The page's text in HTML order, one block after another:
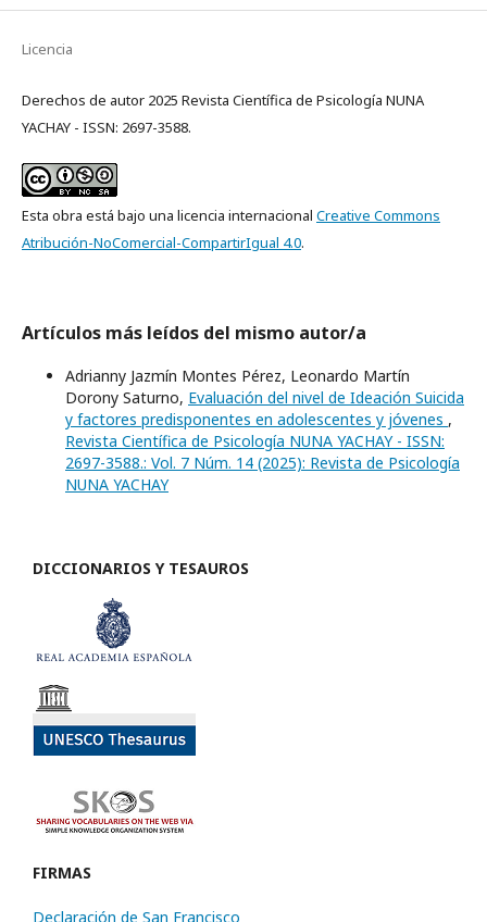
Licencia
Derechos de autor 2025 Revista Científica de Psicología NUNA
YACHAY - ISSN: 2697-3588.
Esta obra está bajo una licencia internacional Creative Commons
Atribución-NoComercial-CompartirIgual 4.0.
Artículos más leídos del mismo autor/a
Adrianny Jazmín Montes Pérez, Leonardo Martín
Dorony Saturno, Evaluación del nivel de Ideación Suicida
y factores predisponentes en adolescentes y jóvenes ,
Revista Científica de Psicología NUNA YACHAY - ISSN:
2697-3588.: Vol. 7 Núm. 14 (2025): Revista de Psicología
NUNA YACHAY
DICCIONARIOS Y TESAUROS
FIRMAS
Declaración de San Francisco